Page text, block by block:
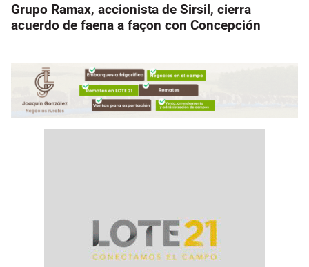
Grupo Ramax, accionista de Sirsil, cierra
acuerdo de faena a façon con Concepción